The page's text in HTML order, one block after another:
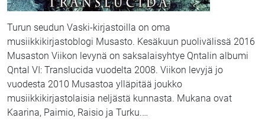
Turun seudun Vaski-kirjastoilla on oma
musiikkikirjastoblogi Musasto. Kesäkuun puolivälissä 2016
Musaston Viikon levynä on saksalaisyhtye Qntalin albumi
Qntal VI: Translucida vuodelta 2008. Viikon levyjä jo
vuodesta 2010 Musastoa ylläpitää joukko
musiikkikirjastolaisia neljästä kunnasta. Mukana ovat
Kaarina, Paimio, Raisio ja Turku. …